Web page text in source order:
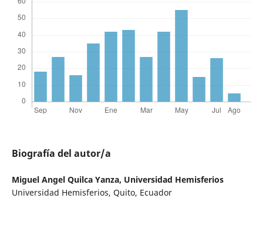
Biografía del autor/a
Miguel Angel Quilca Yanza, Universidad Hemisferios
Universidad Hemisferios, Quito, Ecuador